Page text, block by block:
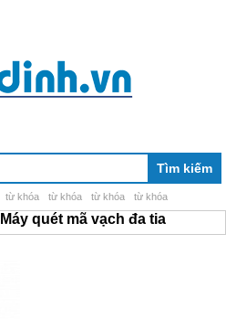
từ khóa từ khóa từ khóa từ khóa
Máy quét mã vạch đa tia